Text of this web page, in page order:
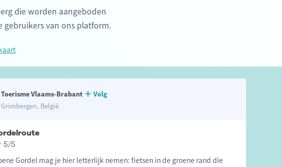
die worden aangeboden
gebruikers van ons platform.
Toerisme Vlaams-Brabant
Volg
Grimbergen, België
5/5
Gordel mag je hier letterlijk nemen: fietsen in de groene rand die